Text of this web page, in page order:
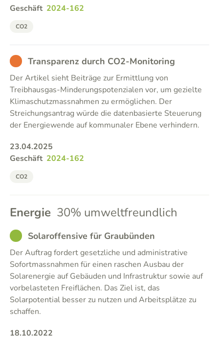
Geschäft 2024-162
CO2
BADTransparenz durch CO2-Monitoring
Der Artikel sieht Beiträge zur Ermittlung von
Treibhausgas-Minderungspotenzialen vor, um gezielte
Klimaschutzmassnahmen zu ermöglichen. Der
Streichungsantrag würde die datenbasierte Steuerung
der Energiewende auf kommunaler Ebene verhindern.
23.04.2025
Geschäft 2024-162
CO2
Energie 30% umweltfreundlich
GOODSolaroffensive für Graubünden
Der Auftrag fordert gesetzliche und administrative
Sofortmassnahmen für einen raschen Ausbau der
Solarenergie auf Gebäuden und Infrastruktur sowie auf
vorbelasteten Freiflächen. Das Ziel ist, das
Solarpotential besser zu nutzen und Arbeitsplätze zu
schaffen.
18.10.2022